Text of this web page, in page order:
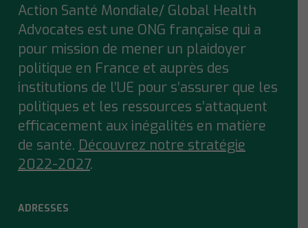
Action Santé Mondiale/ Global Health
Advocates est une ONG française qui a
pour mission de mener un plaidoyer
politique en France et auprès des
institutions de l’UE pour s’assurer que les
politiques et les ressources s’attaquent
efficacement aux inégalités en matière
de santé. Découvrez notre stratégie
2022-2027.
ADRESSES